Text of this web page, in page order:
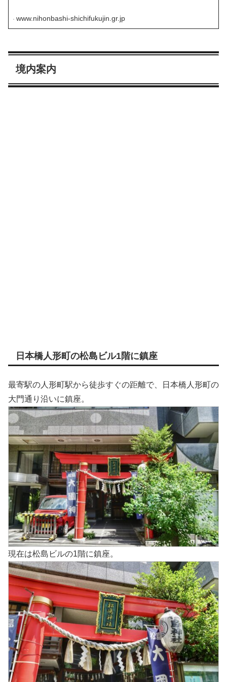
www.nihonbashi-shichifukujin.gr.jp
境内案内
日本橋人形町の松島ビル1階に鎮座
最寄駅の人形町駅から徒歩すぐの距離で、日本橋人形町の
大門通り沿いに鎮座。
現在は松島ビルの1階に鎮座。